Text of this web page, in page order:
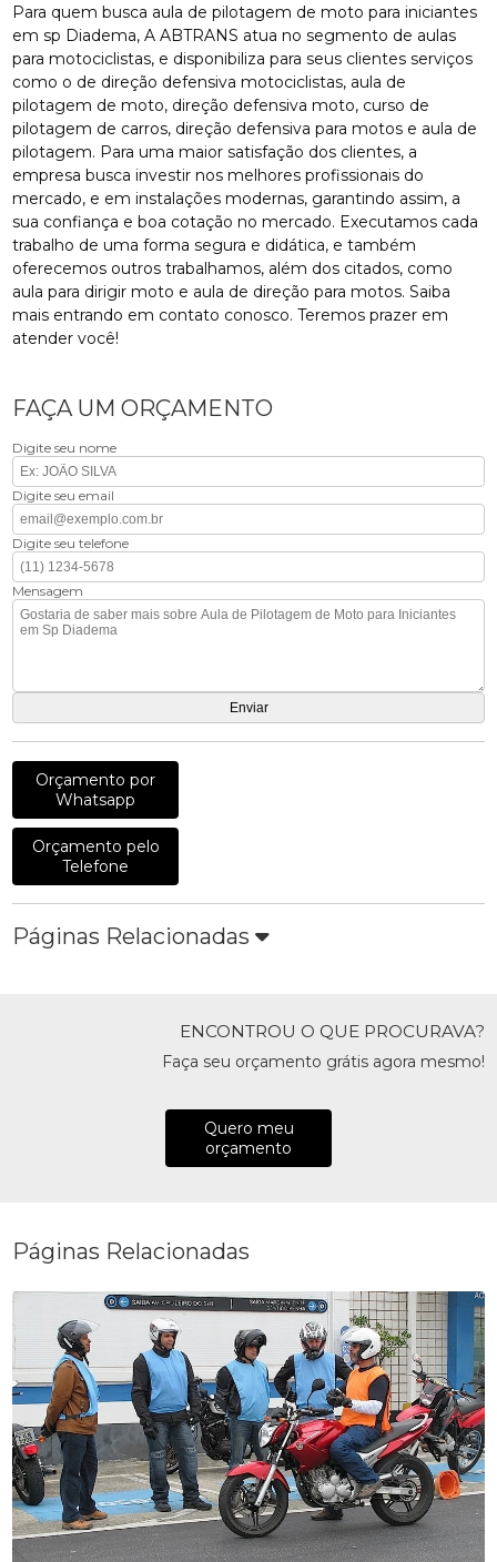
Para quem busca aula de pilotagem de moto para iniciantes
em sp Diadema, A ABTRANS atua no segmento de aulas
para motociclistas, e disponibiliza para seus clientes serviços
como o de direção defensiva motociclistas, aula de
pilotagem de moto, direção defensiva moto, curso de
pilotagem de carros, direção defensiva para motos e aula de
pilotagem. Para uma maior satisfação dos clientes, a
empresa busca investir nos melhores profissionais do
mercado, e em instalações modernas, garantindo assim, a
sua confiança e boa cotação no mercado. Executamos cada
trabalho de uma forma segura e didática, e também
oferecemos outros trabalhamos, além dos citados, como
aula para dirigir moto e aula de direção para motos. Saiba
mais entrando em contato conosco. Teremos prazer em
atender você!
FAÇA UM ORÇAMENTO
Digite seu nome
Digite seu email
Digite seu telefone
Mensagem
Orçamento por
Whatsapp
Orçamento pelo
Telefone
Páginas Relacionadas
ENCONTROU O QUE PROCURAVA?
Faça seu orçamento grátis agora mesmo!
Quero meu
orçamento
Páginas Relacionadas